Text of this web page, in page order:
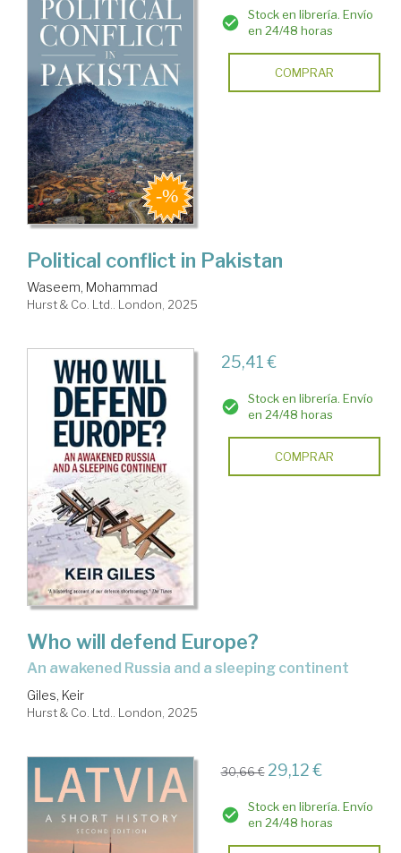
Stock en librería. Envío
en 24/48 horas
COMPRAR
Political conflict in Pakistan
Waseem, Mohammad
Hurst & Co. Ltd.. London, 2025
25,41 €
Stock en librería. Envío
en 24/48 horas
COMPRAR
Who will defend Europe?
an awakened Russia and a sleeping continent
Giles, Keir
Hurst & Co. Ltd.. London, 2025
30,66 € 29,12 €
Stock en librería. Envío
en 24/48 horas